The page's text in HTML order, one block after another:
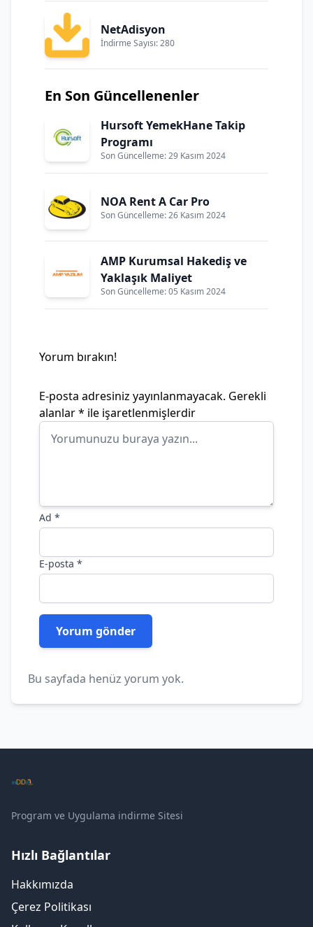
NetAdisyon
İndirme Sayısı: 280
En Son Güncellenenler
Hursoft YemekHane Takip
Programı
Son Güncelleme: 29 Kasım 2024
NOA Rent A Car Pro
Son Güncelleme: 26 Kasım 2024
AMP Kurumsal Hakediş ve
Yaklaşık Maliyet
Son Güncelleme: 05 Kasım 2024
Yorum bırakın!
E-posta adresiniz yayınlanmayacak. Gerekli
alanlar* ile işaretlenmişlerdir
Ad *
E-posta *
Bu sayfada henüz yorum yok.
Program ve Uygulama indirme Sitesi
Hızlı Bağlantılar
Hakkımızda
Çerez Politikası